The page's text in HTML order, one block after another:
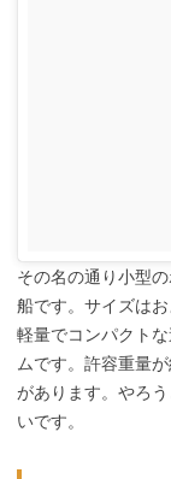
その名の通り小型
船です。サイズは
軽量でコンパクト
ムです。許容重量
があります。やろ
いです。